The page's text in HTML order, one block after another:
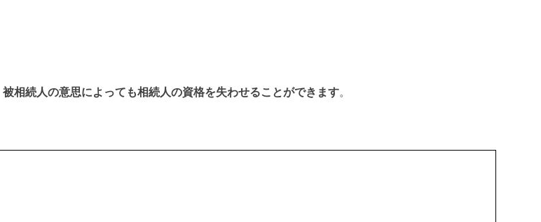
被相続人の意思によっても相続人の資格を失わせることができます。